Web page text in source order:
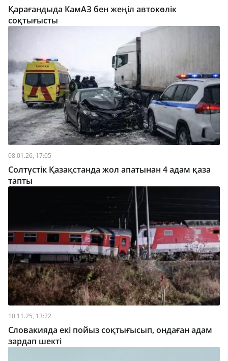
Қарағандыда КамАЗ бен жеңіл автокөлік
соқтығысты
08.01.26, 17:05
Солтүстік Қазақстанда жол апатынан 4 адам қаза
тапты
10.11.25, 13:22
Словакияда екі пойыз соқтығысып, ондаған адам
зардап шекті